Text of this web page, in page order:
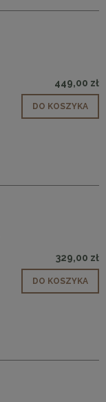
449,00 zł
DO KOSZYKA
329,00 zł
DO KOSZYKA